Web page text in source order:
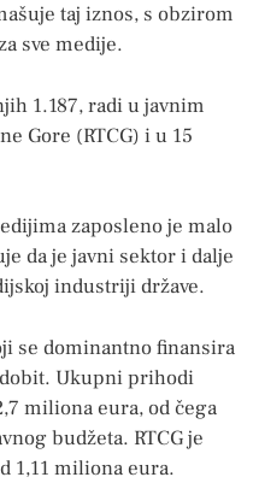
taj iznos, s obzirom
sve medije.
1.187, radi u javnim
Gore (RTCG) i u 15
zaposleno je malo
da je javni sektor i dalje
industriji države.
se dominantno finansira
dobit. Ukupni prihodi
miliona eura, od čega
budžeta. RTCG je
1,11 miliona eura.